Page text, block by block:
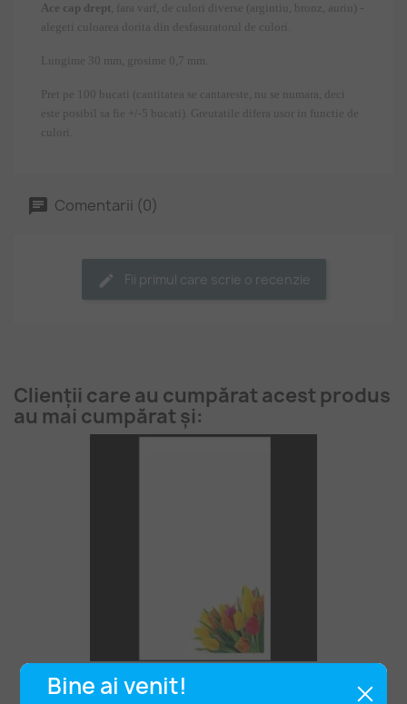
Bine ai venit!
Ace cap drept, fara varf, de culori diverse (argintiu, bronz, auriu) -
alegeti culoarea dorita din desfasuratorul de culori.
Lungime 30 mm, grosime 0,7 mm.
Pret pe 100 bucati (cantitatea se cantareste, nu se numara, deci
este posibil sa fie +/-5 bucati). Greutatile difera usor in functie de
culori.
Comentarii (0)
Fii primul care scrie o recenzie
Clienții care au cumpărat acest produs
au mai cumpărat și:
Cartoane 5.4*8.9 -100buc Lalele